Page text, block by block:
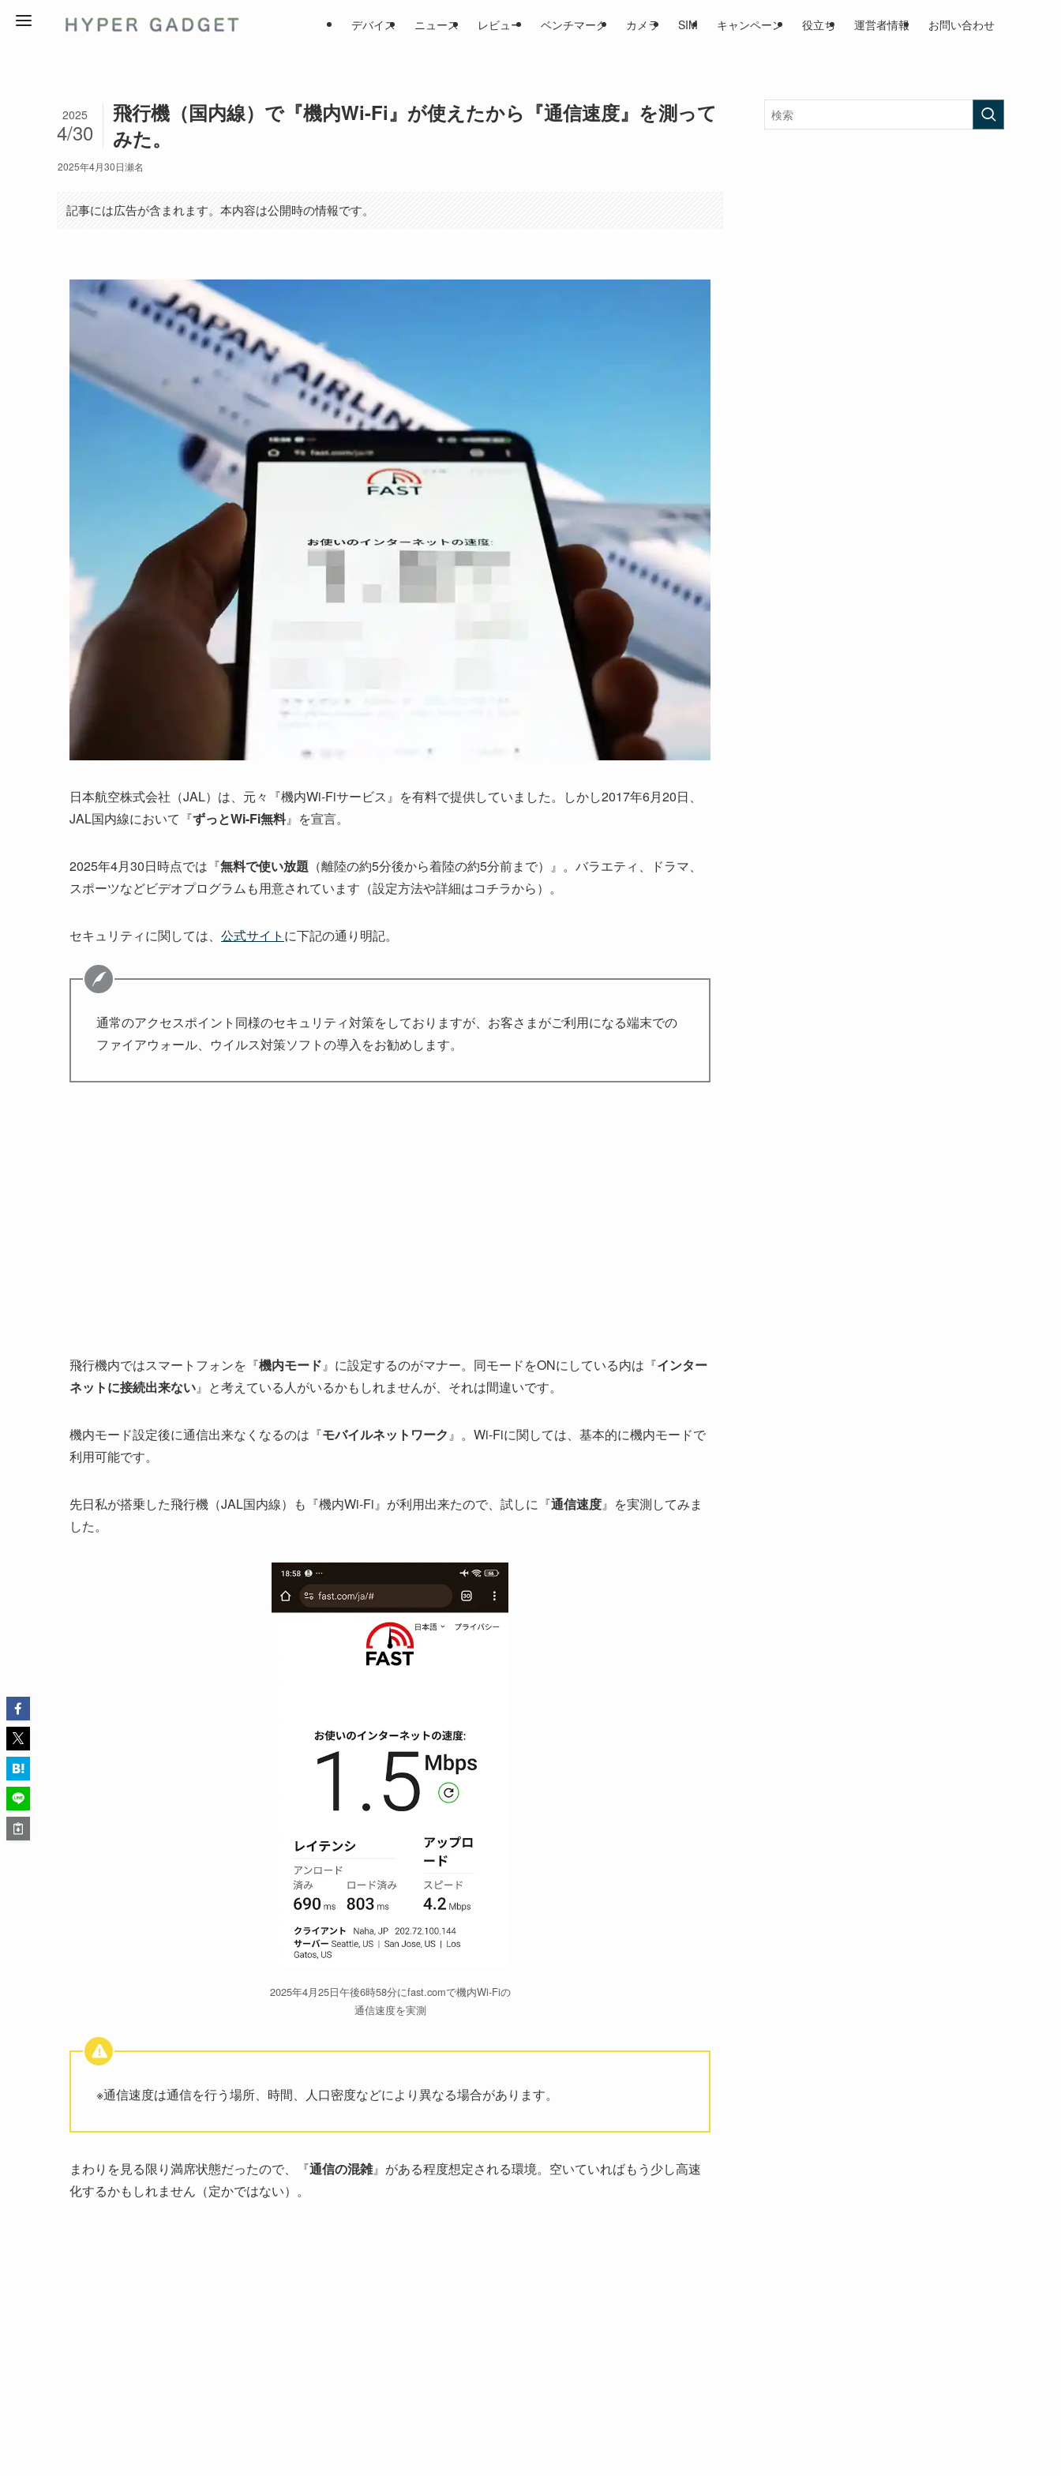
デバイス ニュース レビュー ベンチマーク カメラ SIM キャンペーン 役立ち 運営者情報 お問い合わせ
飛行機（国内線）で『機内Wi-Fi』が使えたから『通信速度』を測って
みた。
2025
4/30
2025年4月30日瀬名
記事には広告が含まれます。本内容は公開時の情報です。
日本航空株式会社（JAL）は、元々『機内Wi-Fiサービス』を有料で提供していました。しかし2017年6月20日、
JAL国内線において 『ずっとWi-Fi無料』を宣言。
2025年4月30日時点では『無料で使い放題 （離陸の約5分後から着陸の約5分前まで）』。バラエティ、ドラマ、
スポーツなどビデオプログラムも用意されています（設定方法や詳細はコチラから）。
セキュリティに関しては、 公式サイト に下記の通り明記。
通常のアクセスポイント同様のセキュリティ対策をしておりますが、お客さまがご利用になる端末での
ファイアウォール、ウイルス対策ソフトの導入をお勧めします。
飛行機内ではスマートフォンを『機内モード 』に設定するのがマナー。同モードをONにしている内は『インター
ネットに接続出来ない』と考えている人がいるかもしれませんが、それは間違いです。
機内モード設定後に通信出来なくなるのは『モバイルネットワーク 』。Wi-Fiに関しては、基本的に機内モードで
利用可能です。
先日私が搭乗した飛行機（JAL国内線）も『機内Wi-Fi』が利用出来たので、試しに『通信速度』を実測してみま
した。
2025年4月25日午後6時58分にfast.comで機内Wi-Fiの
通信速度を実測
※通信速度は通信を行う場所、時間、人口密度などにより異なる場合があります。
まわりを見る限り満席状態だったので、『通信の混雑』がある程度想定される環境。空いていればもう少し高速
化するかもしれません（定かではない）。